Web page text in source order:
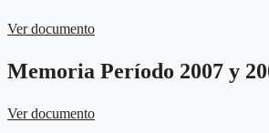
Ver documento
Memoria Período 2007 y
Ver documento